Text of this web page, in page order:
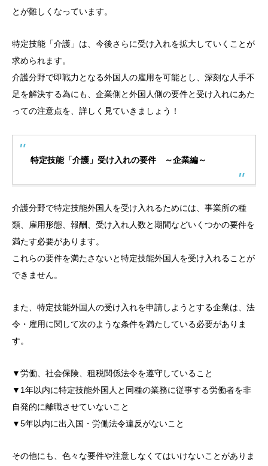
とが難しくなっています。
特定技能「介護」は、今後さらに受け入れを拡大していくことが
求められます。
介護分野で即戦力となる外国人の雇用を可能とし、深刻な人手不
足を解決する為にも、企業側と外国人側の要件と受け入れにあた
っての注意点を、詳しく見ていきましょう！
特定技能「介護」受け入れの要件 ～企業編～
介護分野で特定技能外国人を受け入れるためには、事業所の種
類、雇用形態、報酬、受け入れ人数と期間などいくつかの要件を
満たす必要があります。
これらの要件を満たさないと特定技能外国人を受け入れることが
できません。
また、特定技能外国人の受け入れを申請しようとする企業は、法
令・雇用に関して次のような条件を満たしている必要がありま
す。
▼労働、社会保険、租税関係法令を遵守していること
▼1年以内に特定技能外国人と同種の業務に従事する労働者を非
自発的に離職させていないこと
▼5年以内に出入国・労働法令違反がないこと
その他にも、色々な要件や注意しなくてはいけないことがありま